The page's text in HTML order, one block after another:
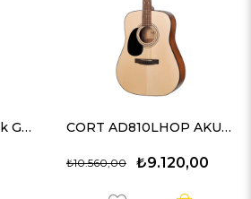
Fenix FT-3NA Akustik Gitar (Natural) CORT AD810LHOP AKUSTİK GİTAR SOLAK
₺9.120,00
₺10.560,00